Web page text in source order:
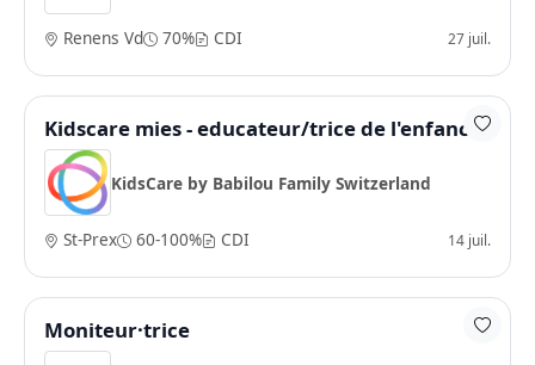
Renens Vd 70% CDI 27 juil.
Kidscare mies - educateur/trice de l'enfance
KidsCare by Babilou Family Switzerland
St-Prex 60-100% CDI 14 juil.
Moniteur·trice